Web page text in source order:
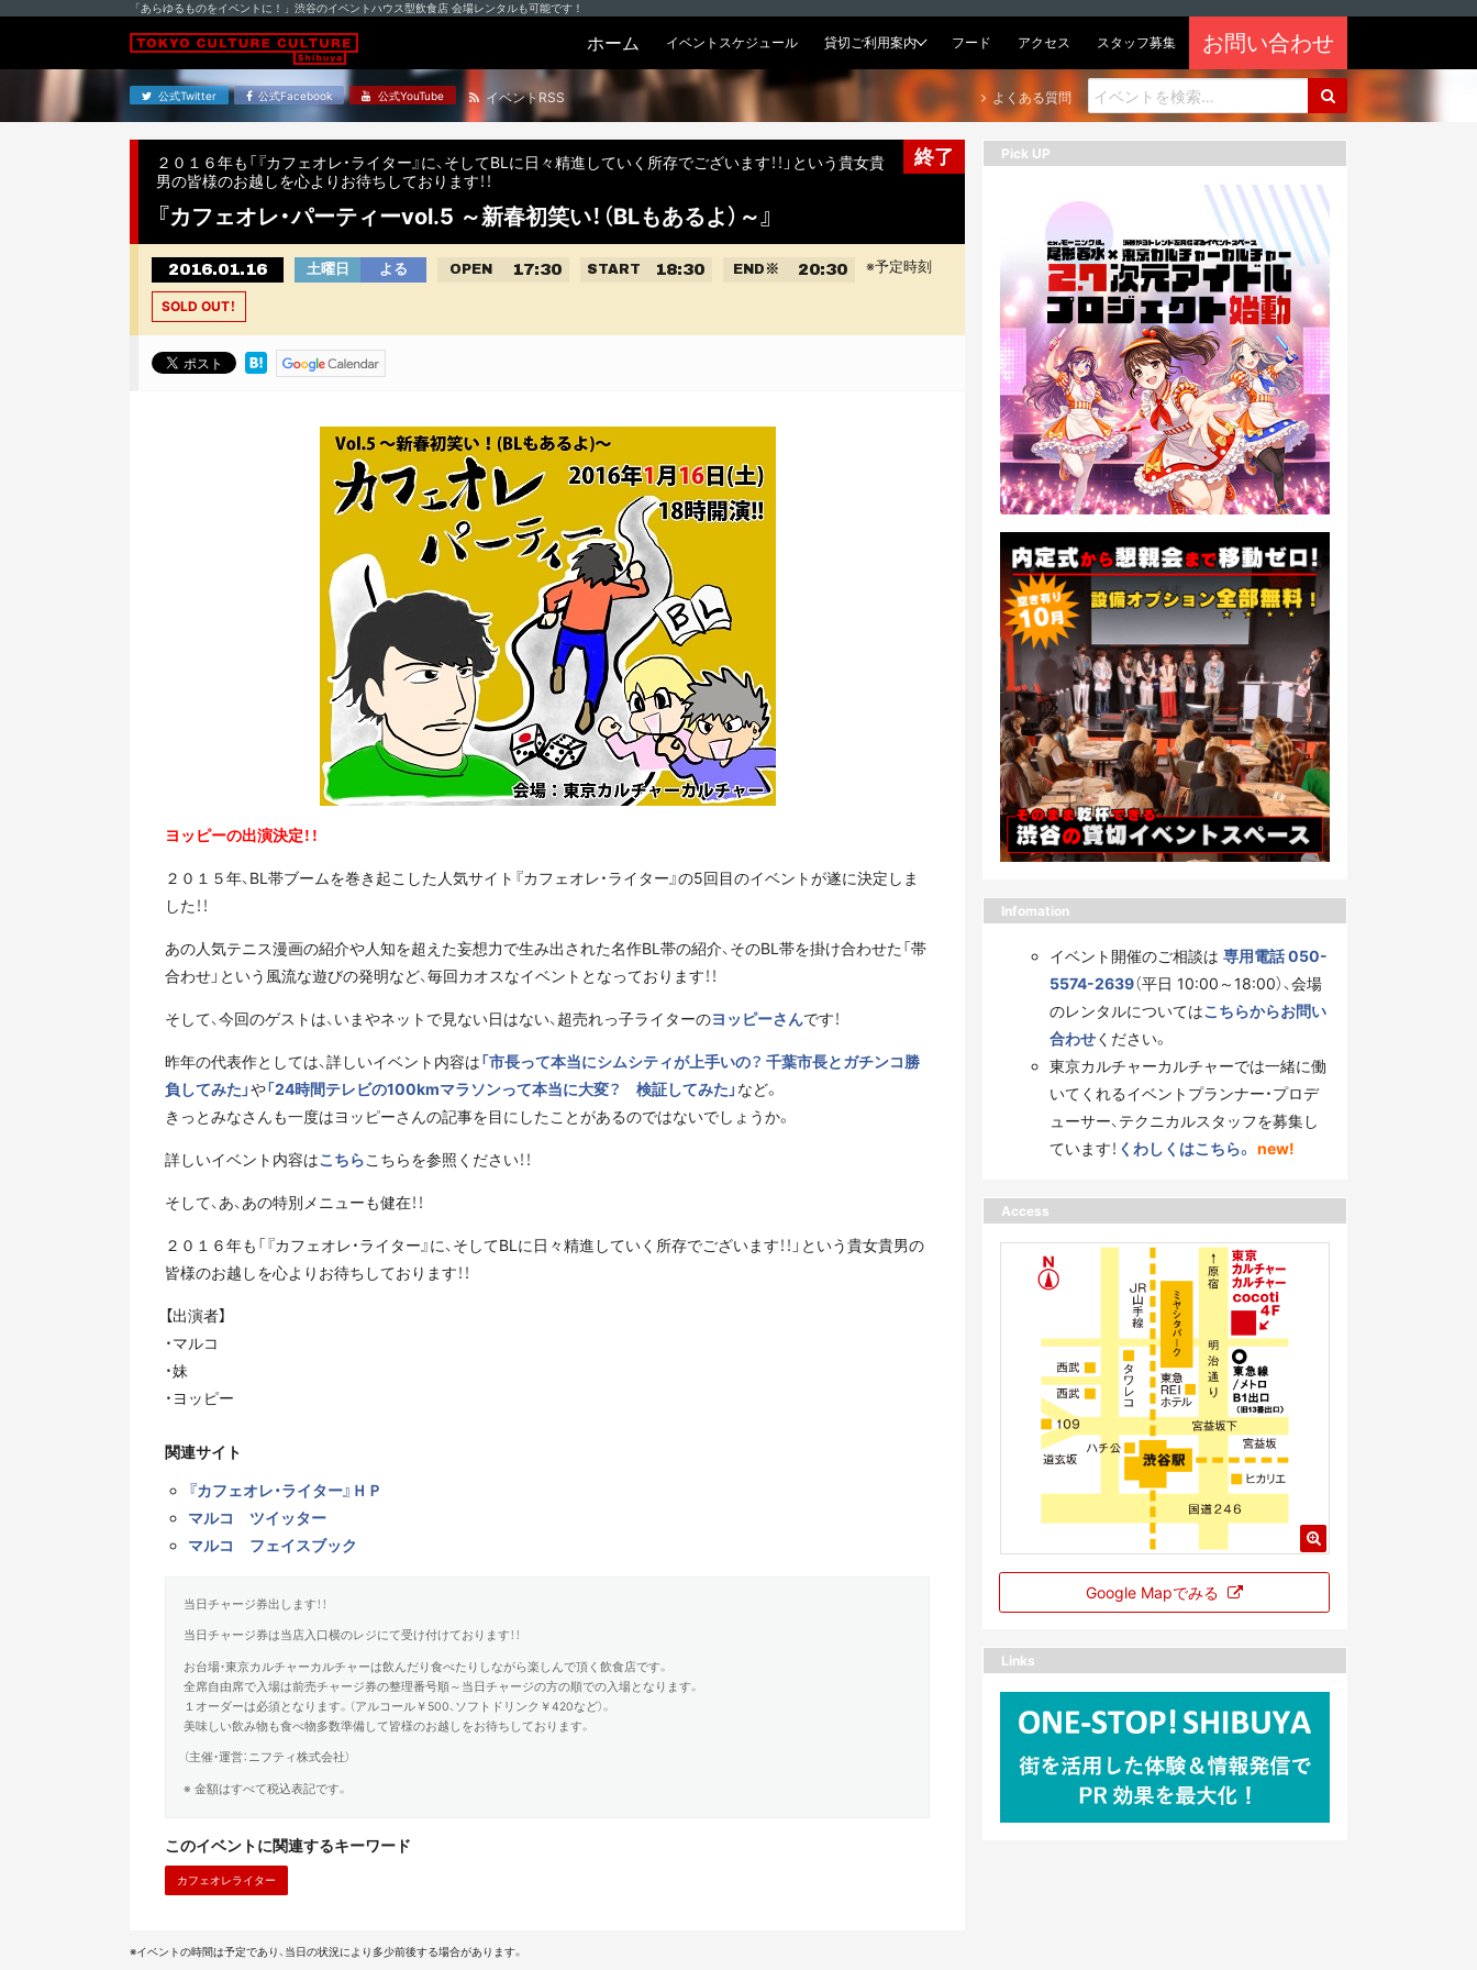
「あらゆるものをイベントに！」渋谷のイベントハウス型飲食店 会場レンタルも可能です！
ホーム イベントスケジュール 貸切ご利用案内 フード アクセス スタッフ募集 お問い合わせ
公式Twitter 公式Facebook 公式YouTube イベントRSS よくある質問
終了
２０１６年も「『カフェオレ・ライター』に、そしてBLに日々精進していく所存でございます！！」という貴女貴
男の皆様のお越しを心よりお待ちしております！！
『カフェオレ・パーティーvol.5 ～新春初笑い！（BLもあるよ）～』
2016.01.16 土曜日 よる OPEN 17:30 START 18:30 END ※ 20:30 ※予定時刻
SOLD OUT！
ヨッピーの出演決定！！
２０１５年、BL帯ブームを巻き起こした人気サイト『カフェオレ・ライター』の5回目のイベントが遂に決定しま
した！！
あの人気テニス漫画の紹介や人知を超えた妄想力で生み出された名作BL帯の紹介、そのBL帯を掛け合わせた「帯
合わせ」という風流な遊びの発明など、毎回カオスなイベントとなっております！！
そして、今回のゲストは、いまやネットで見ない日はない、超売れっ子ライターのヨッピーさんです！
昨年の代表作としては、詳しいイベント内容は「市長って本当にシムシティが上手いの？ 千葉市長とガチンコ勝
負してみた」や「24時間テレビの100kmマラソンって本当に大変？ 検証してみた」 など。
きっとみなさんも一度はヨッピーさんの記事を目にしたことがあるのではないでしょうか。
詳しいイベント内容はこちらこちらを参照ください！！
そして、あ、あの特別メニューも健在！！
２０１６年も「『カフェオレ・ライター』に、そしてBLに日々精進していく所存でございます！！」という貴女貴男の
皆様のお越しを心よりお待ちしております！！
【出演者】
・マルコ
・妹
・ヨッピー
関連サイト
『カフェオレ・ライター』ＨＰ
マルコ ツイッター
マルコ フェイスブック
当日チャージ券出します！！
当日チャージ券は当店入口横のレジにて受け付けております！！
お台場・東京カルチャーカルチャーは飲んだり食べたりしながら楽しんで頂く飲食店です。
全席自由席で入場は前売チャージ券の整理番号順～当日チャージの方の順での入場となります。
１オーダーは必須となります。（アルコール￥500、ソフトドリンク￥420など）。
美味しい飲み物も食べ物多数準備して皆様のお越しをお待ちしております。
（主催・運営：ニフティ株式会社）
※ 金額はすべて税込表記です。
このイベントに関連するキーワード
カフェオレライター
※イベントの時間は予定であり、当日の状況により多少前後する場合があります。
Pick UP
Infomation
イベント開催のご相談は 専用電話 050-
5574-2639（平日 10:00～18:00）、会場
のレンタルについてはこちらからお問い
合わせください。
東京カルチャーカルチャーでは一緒に働
いてくれるイベントプランナー・プロデ
ューサー、テクニカルスタッフを募集し
ています！ くわしくはこちら。 new!
Access
Google Mapでみる
Links